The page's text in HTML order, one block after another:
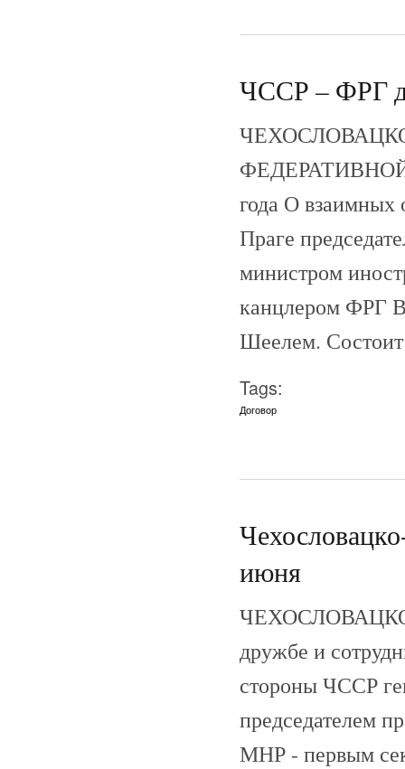
ЧССР – ФРГ
года О взаимных
Праге
министром
канцлером ФРГ
Шеелем. Состоит
Tags:
Договор
июня
дружбе и
стороны ЧССР
председателем
МНР - первым